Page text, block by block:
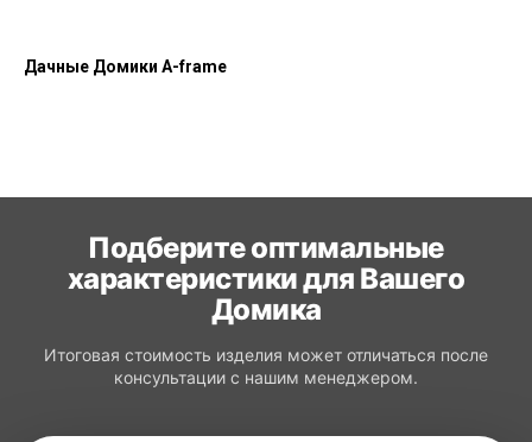
Дачные Домики A-frame
Подберите оптимальные
характеристики для Вашего
Домика
Итоговая стоимость изделия может отличаться после
консультации с нашим менеджером.